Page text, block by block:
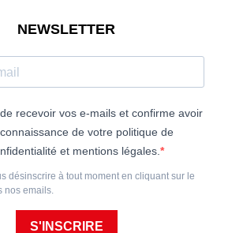
NEWSLETTER
recevoir vos e-mails et confirme avoir
de votre politique de
et mentions légales.
désinscrire à tout moment en cliquant sur le
nos emails.
S'INSCRIRE